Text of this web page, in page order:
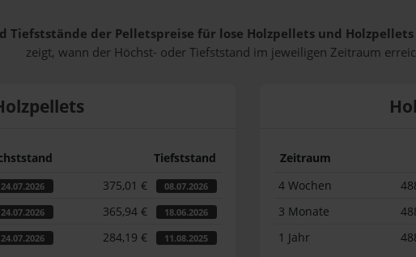
Tiefststände der Pelletspreise für lose Holzpellets und Holzpellets
zeigt, wann der Höchst- oder Tiefststand im jeweiligen Zeitraum
Tiefststand
24.07.2026 375,01 € 08.07.2026
24.07.2026 365,94 € 18.06.2026
24.07.2026 284,19 € 11.08.2025
Zeitraum
4 Wochen
3 Monate
1 Jahr